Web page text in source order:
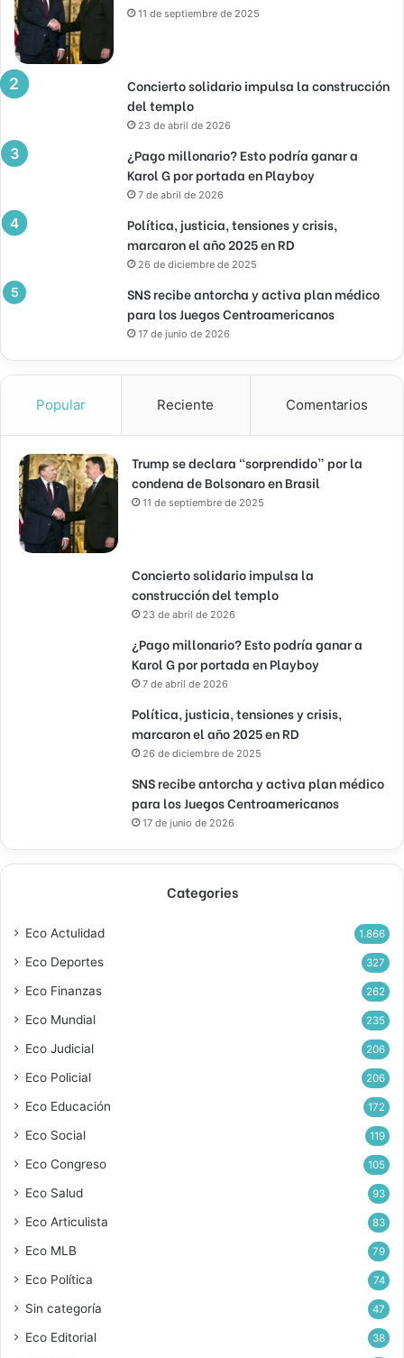
11 de septiembre de 2025
Concierto solidario impulsa la construcción
del templo
23 de abril de 2026
¿Pago millonario? Esto podría ganar a
Karol G por portada en Playboy
7 de abril de 2026
Política, justicia, tensiones y crisis,
marcaron el año 2025 en RD
26 de diciembre de 2025
SNS recibe antorcha y activa plan médico
para los Juegos Centroamericanos
17 de junio de 2026
Popular Reciente Comentarios
Trump se declara “sorprendido” por la
condena de Bolsonaro en Brasil
11 de septiembre de 2025
Concierto solidario impulsa la
construcción del templo
23 de abril de 2026
¿Pago millonario? Esto podría ganar a
Karol G por portada en Playboy
7 de abril de 2026
Política, justicia, tensiones y crisis,
marcaron el año 2025 en RD
26 de diciembre de 2025
SNS recibe antorcha y activa plan médico
para los Juegos Centroamericanos
17 de junio de 2026
Categories
Eco Actulidad 1.866
Eco Deportes 327
Eco Finanzas 262
Eco Mundial 235
Eco Judicial 206
Eco Policial 206
Eco Educación 172
Eco Social 119
Eco Congreso 105
Eco Salud 93
Eco Articulista 83
Eco MLB 79
Eco Política 74
Sin categoría 47
Eco Editorial 38